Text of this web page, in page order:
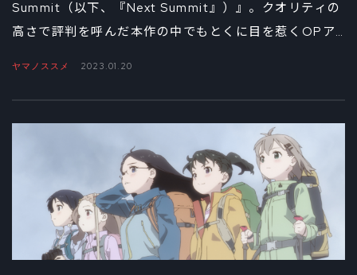
Summit（以下、『Next Summit』）』。クオリティの
高さで評判を呼んだ本作の中でもとくに目を惹くOPア
て語ってもらった。
ヤマノススメ 2023.01.20